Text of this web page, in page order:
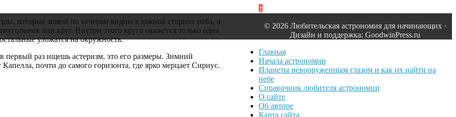
которые зимой по вечерам видны в южной стороне неба, и
или круг. Внутри этого круга окажется только одна
уложатся на окружность.
первый раз ищешь астеризм, это его размеры. Зимний
почти до самого горизонта, где ярко мерцает Сириус.
↑
© 2026 Любительская астрономия для начинающих ·
Дизайн и поддержка: GoodwinPress.ru
Главная
Начала астрономии
Планеты невооруженным глазом и как их найти на
небе
Справочник любителя астрономии
О сайте
Об авторе
Карта сайта